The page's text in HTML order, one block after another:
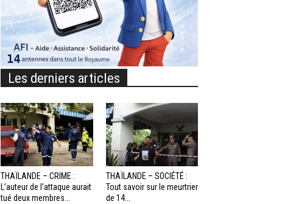
Les derniers articles
THAÏLANDE – CRIME :
L’auteur de l’attaque aurait
tué deux membres...
THAÏLANDE – SOCIÉTÉ :
Tout savoir sur le meurtrier
de 14...